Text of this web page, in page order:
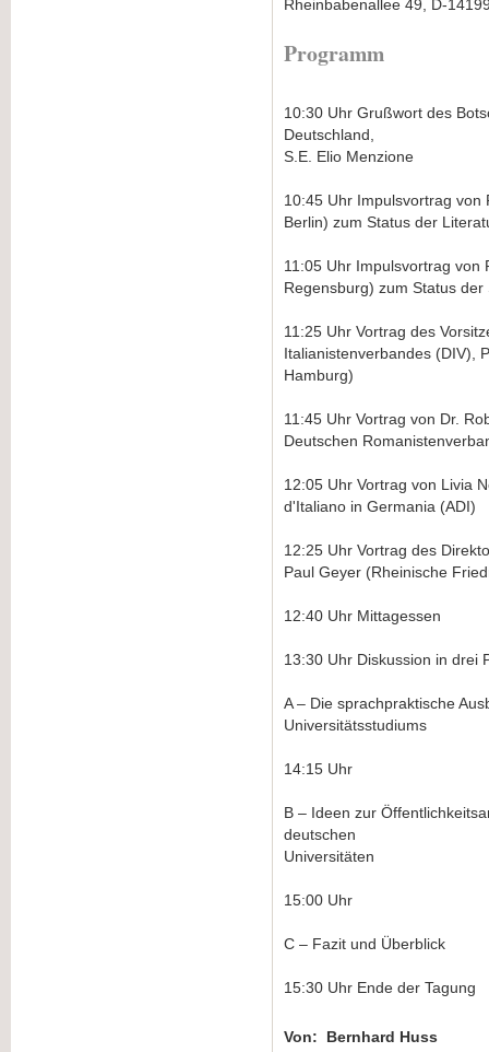
Rheinbabenallee 49, D-
Programm
10:30 Uhr Grußwort des
Deutschland,
S.E. Elio Menzione
10:45 Uhr Impulsvortrag von
Berlin) zum Status der
11:05 Uhr Impulsvortrag von
Regensburg) zum Status
11:25 Uhr Vortrag des
Italianistenverbandes (DIV),
Hamburg)
11:45 Uhr Vortrag von Dr.
Deutschen
12:05 Uhr Vortrag von Livia
d'Italiano in Germania (ADI)
12:25 Uhr Vortrag des
Paul Geyer (Rheinische
12:40 Uhr Mittagessen
13:30 Uhr Diskussion in drei
A – Die sprachpraktische
Universitätsstudiums
14:15 Uhr
B – Ideen zur
deutschen
Universitäten
15:00 Uhr
C – Fazit und Überblick
15:30 Uhr Ende der Tagung
Von: Bernhard Huss